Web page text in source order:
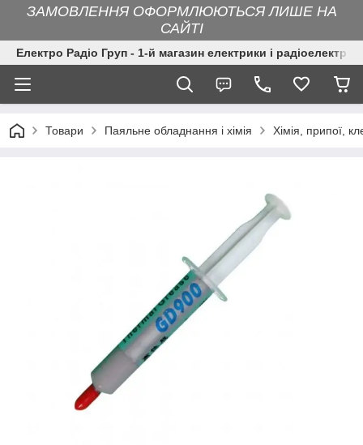
ЗАМОВЛЕННЯ ОФОРМЛЮЮТЬСЯ ЛИШЕ НА
САЙТІ
Електро Радіо Груп - 1-й магазин електрики і
Товари Паяльне обладнання і хімія Хімія, припої,